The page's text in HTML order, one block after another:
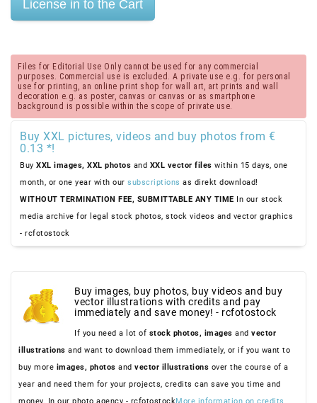
Files for Editorial Use Only cannot be used for any commercial
purposes. Commercial use is excluded. A private use e.g. for personal
use for printing, an online print shop for wall art, art prints and wall
decoration e.g. as poster, canvas or canvas or as smartphone
background is possible within the scope of private use.
Buy XXL pictures, videos and buy photos from €
0.13 *!
Buy XXL images, XXL photos and XXL vector files within 15 days, one
month, or one year with our subscriptions as direkt download!
WITHOUT TERMINATION FEE, SUBMITTABLE ANY TIME In our stock
media archive for legal stock photos, stock videos and vector graphics
- rcfotostock
Buy images, buy photos, buy videos and buy
vector illustrations with credits and pay
immediately and save money! - rcfotostock
If you need a lot of stock photos, images and vector
illustrations and want to download them immediately, or if you want to
buy more images, photos and vector illustrations over the course of a
year and need them for your projects, credits can save you time and